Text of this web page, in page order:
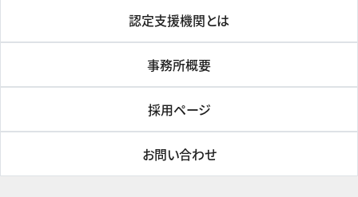
認定支援機関とは
事務所概要
採用ページ
お問い合わせ